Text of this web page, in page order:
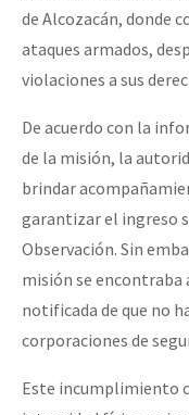
de Alcozacán, donde
ataques armados,
violaciones a sus
De acuerdo con la
de la misión, la
brindar
garantizar el ingreso
Observación. Sin
misión se encontraba
notificada de que no
corporaciones de
Este incumplimiento